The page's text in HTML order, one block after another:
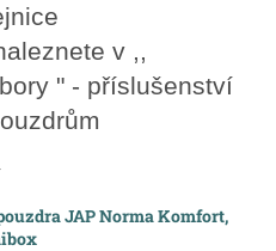
v ,,
" - příslušenství
JAP Norma Komfort,